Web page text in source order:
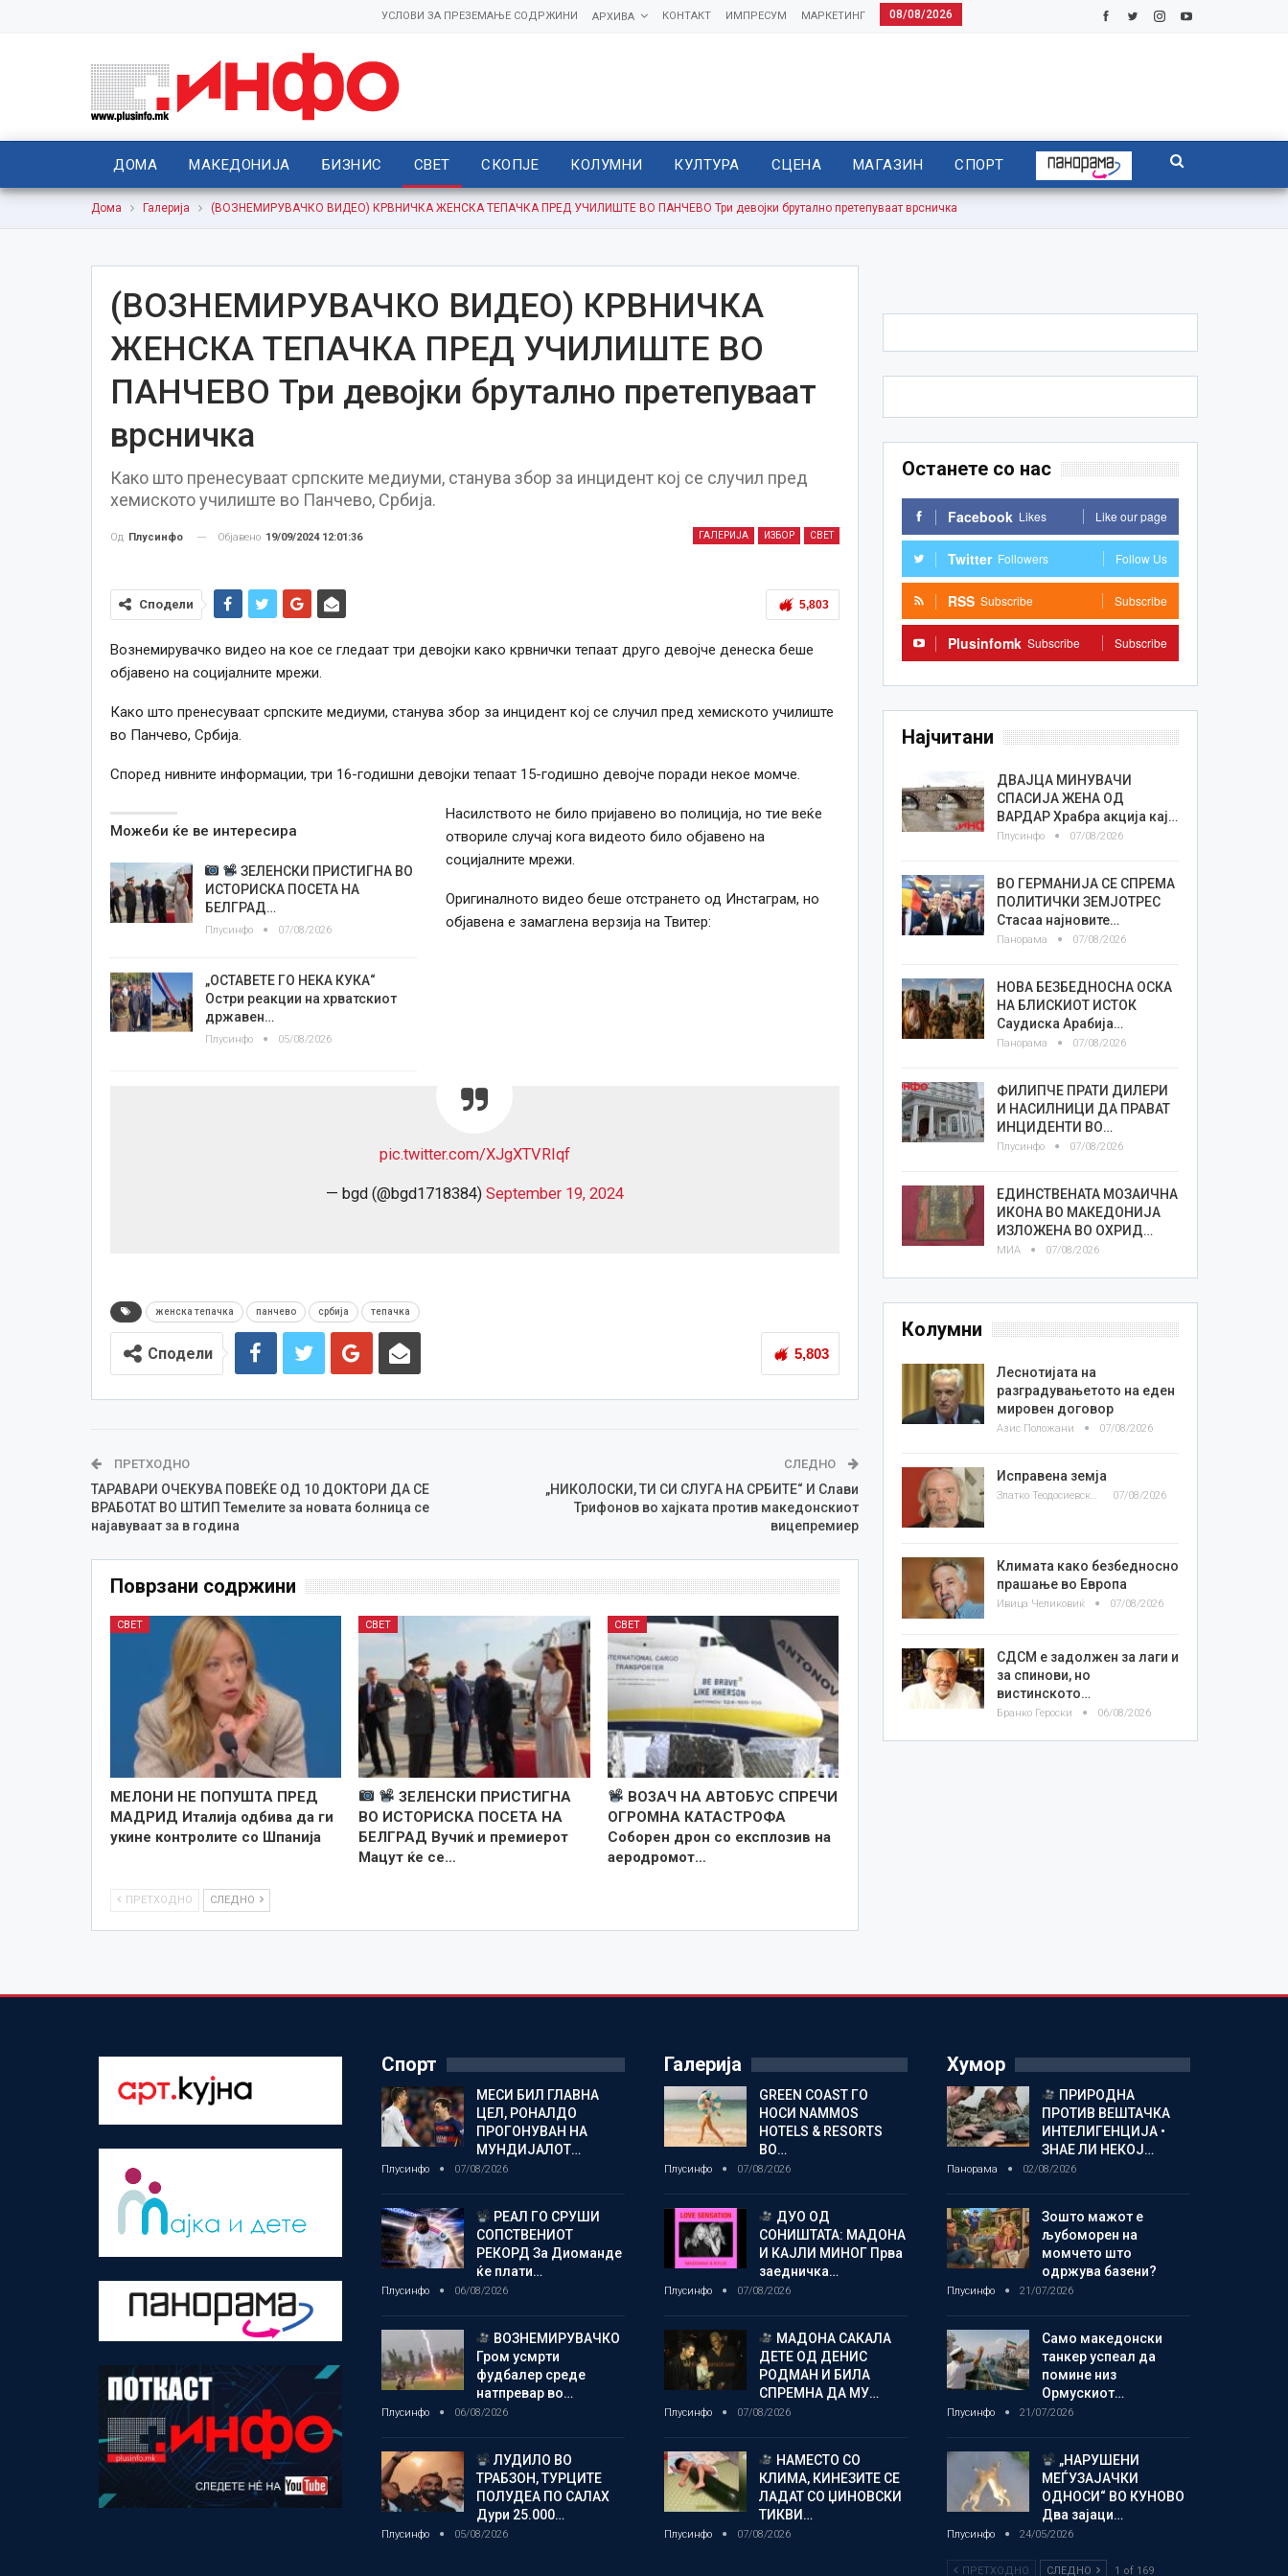
08/08/2026
МАРКЕТИНГ
ИМПРЕСУМ
КОНТАКТ
АРХИВА
УСЛОВИ ЗА ПРЕЗЕМАЊЕ СОДРЖИНИ
ДОМА МАКЕДОНИЈА БИЗНИС СВЕТ СКОПЈЕ КОЛУМНИ КУЛТУРА СЦЕНА МАГАЗИН СПОРТ
Дома Галерија (ВОЗНЕМИРУВАЧКО ВИДЕО) КРВНИЧКА ЖЕНСКА ТЕПАЧКА ПРЕД УЧИЛИШТЕ ВО ПАНЧЕВО Три девојки брутално претепуваат врсничка
(ВОЗНЕМИРУВАЧКО ВИДЕО) КРВНИЧКА
ЖЕНСКА ТЕПАЧКА ПРЕД УЧИЛИШТЕ ВО
ПАНЧЕВО Три девојки брутално претепуваат
врсничка
Како што пренесуваат српските медиуми, станува збор за инцидент кој се случил пред
хемиското училиште во Панчево, Србија.
ГАЛЕРИЈА ИЗБОР СВЕТ
Од Плусинфо Објавено 19/09/2024 12:01:36
5,803
Сподели
Вознемирувачко видео на кое се гледаат три девојки како крвнички тепаат друго девојче денеска беше
објавено на социјалните мрежи.
Како што пренесуваат српските медиуми, станува збор за инцидент кој се случил пред хемиското училиште
во Панчево, Србија.
Според нивните информации, три 16-годишни девојки тепаат 15-годишно девојче поради некое момче.
Можеби ќе ве интересира
ЗЕЛЕНСКИ ПРИСТИГНА ВО
ИСТОРИСКА ПОСЕТА НА
БЕЛГРАД…
Плусинфо 07/08/2026
„ОСТАВЕТЕ ГО НЕКА КУКА“
Остри реакции на хрватскиот
државен…
Плусинфо 05/08/2026
Насилството не било пријавено во полиција, но тие веќе
отвориле случај кога видеото било објавено на
социјалните мрежи.
Оригиналното видео беше отстрането од Инстаграм, но
објавена е замаглена верзија на Твитер:
pic.twitter.com/XJgXTVRIqf
— bgd (@bgd1718384) September 19, 2024
женска тепачка панчево србија тепачка
5,803
Сподели
ПРЕТХОДНО
ТАРАВАРИ ОЧЕКУВА ПОВЕЌЕ ОД 10 ДОКТОРИ ДА СЕ
ВРАБОТАТ ВО ШТИП Темелите за новата болница се
најавуваат за в година
СЛЕДНО
„НИКОЛОСКИ, ТИ СИ СЛУГА НА СРБИТЕ“ И Слави
Трифонов во хајката против македонскиот
вицепремиер
Поврзани содржини
СВЕТ
МЕЛОНИ НЕ ПОПУШТА ПРЕД
МАДРИД Италија одбива да ги
укине контролите со Шпанија
СВЕТ
ЗЕЛЕНСКИ ПРИСТИГНА
ВО ИСТОРИСКА ПОСЕТА НА
БЕЛГРАД Вучиќ и премиерот
Мацут ќе се…
СВЕТ
ВОЗАЧ НА АВТОБУС СПРЕЧИ
ОГРОМНА КАТАСТРОФА
Соборен дрон со експлозив на
аеродромот…
ПРЕТХОДНО СЛЕДНО
Останете со нас
Facebook Likes Like our page
Twitter Followers Follow Us
RSS Subscribe Subscribe
Plusinfomk Subscribe Subscribe
Најчитани
ДВАЈЦА МИНУВАЧИ
СПАСИЈА ЖЕНА ОД
ВАРДАР Храбра акција кај…
Плусинфо 07/08/2026
ВО ГЕРМАНИЈА СЕ СПРЕМА
ПОЛИТИЧКИ ЗЕМЈОТРЕС
Стасаа најновите…
Панорама 07/08/2026
НОВА БЕЗБЕДНОСНА ОСКА
НА БЛИСКИОТ ИСТОК
Саудиска Арабија…
Панорама 07/08/2026
ФИЛИПЧЕ ПРАТИ ДИЛЕРИ
И НАСИЛНИЦИ ДА ПРАВАТ
ИНЦИДЕНТИ ВО…
Плусинфо 07/08/2026
ЕДИНСТВЕНАТА МОЗАИЧНА
ИКОНА ВО МАКЕДОНИЈА
ИЗЛОЖЕНА ВО ОХРИД…
МИА 07/08/2026
Колумни
Леснотијата на
разградувањетото на еден
мировен договор
Азис Положани 07/08/2026
Исправена земја
Златко Теодосиевски 07/08/2026
Климата како безбедносно
прашање во Европа
Ивица Челиковиќ 07/08/2026
СДСМ е задолжен за лаги и
за спинови, но
вистинското…
Бранко Героски 06/08/2026
Спорт
МЕСИ БИЛ ГЛАВНА
ЦЕЛ, РОНАЛДО
ПРОГОНУВАН НА
МУНДИЈАЛОТ…
Плусинфо 07/08/2026
РЕАЛ ГО СРУШИ
СОПСТВЕНИОТ
РЕКОРД За Диоманде
ќе плати…
Плусинфо 06/08/2026
ВОЗНЕМИРУВАЧКО
Гром усмрти
фудбалер среде
натпревар во…
Плусинфо 06/08/2026
ЛУДИЛО ВО
ТРАБЗОН, ТУРЦИТЕ
ПОЛУДЕА ПО САЛАХ
Дури 25.000…
Плусинфо 05/08/2026
Галерија
GREEN COAST ГО
НОСИ NAMMOS
HOTELS & RESORTS
ВО…
Плусинфо 07/08/2026
ДУО ОД
СОНИШТАТА: МАДОНА
И КАЈЛИ МИНОГ Прва
заедничка…
Плусинфо 07/08/2026
МАДОНА САКАЛА
ДЕТЕ ОД ДЕНИС
РОДМАН И БИЛА
СПРЕМНА ДА МУ…
Плусинфо 07/08/2026
НАМЕСТО СО
КЛИМА, КИНЕЗИТЕ СЕ
ЛАДАТ СО ЏИНОВСКИ
ТИКВИ…
Плусинфо 07/08/2026
Хумор
ПРИРОДНА
ПРОТИВ ВЕШТАЧКА
ИНТЕЛИГЕНЦИЈА •
ЗНАЕ ЛИ НЕКОЈ…
Панорама 02/08/2026
Зошто мажот е
љубоморен на
момчето што
одржува базени?
Плусинфо 21/07/2026
Само македонски
танкер успеал да
помине низ
Ормускиот…
Плусинфо 21/07/2026
„НАРУШЕНИ
МЕЃУЗАЈАЧКИ
ОДНОСИ“ ВО КУНОВО
Два зајаци…
Плусинфо 24/05/2026
ПРЕТХОДНО СЛЕДНО 1 of 169